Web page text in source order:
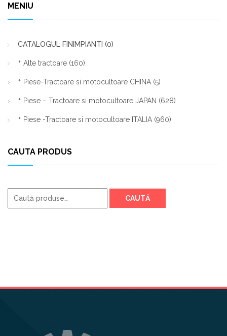
MENIU
CATALOGUL FINIMPIANTI (0)
Alte tractoare (160)
Piese-Tractoare si motocultoare CHINA (5)
Piese – Tractoare si motocultoare JAPAN (628)
Piese -Tractoare si motocultoare ITALIA (960)
CAUTA PRODUS
Caută
după:
CAUTĂ